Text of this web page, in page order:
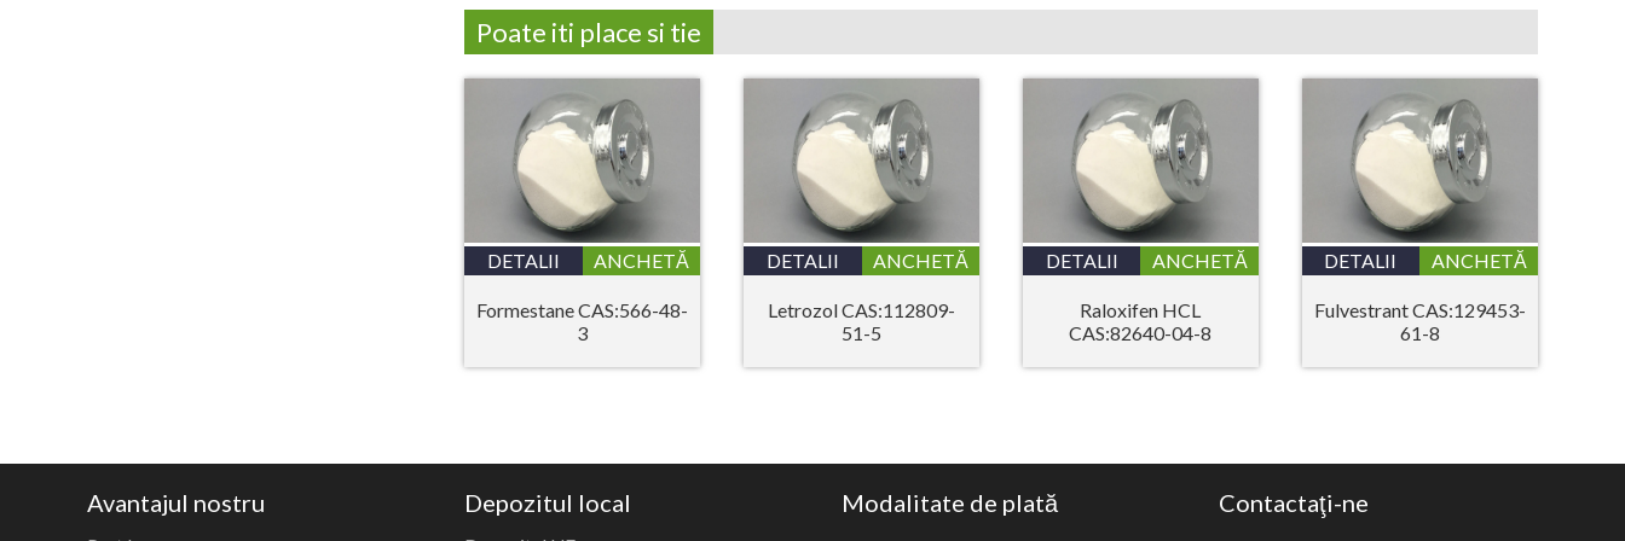
Poate iti place si tie
DETALII ANCHETĂ
Formestane CAS:566-48-
3
DETALII ANCHETĂ
Letrozol CAS:112809-
51-5
DETALII ANCHETĂ
Raloxifen HCL
CAS:82640-04-8
DETALII ANCHETĂ
Fulvestrant CAS:129453-
61-8
Avantajul nostru Depozitul local Modalitate de plată Contactaţi-ne